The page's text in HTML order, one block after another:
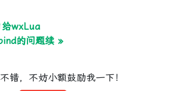
wxLua
的问题续 »
错，不妨小额鼓励我一下！